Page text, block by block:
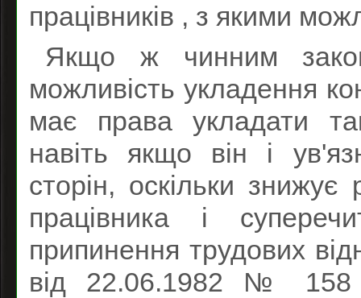
працівників , з якими
Якщо ж чинним
можливість укладення
має права укладати
навіть якщо він і
сторін, оскільки знижує
працівника і
припинення трудових
від 22.06.1982 № 158